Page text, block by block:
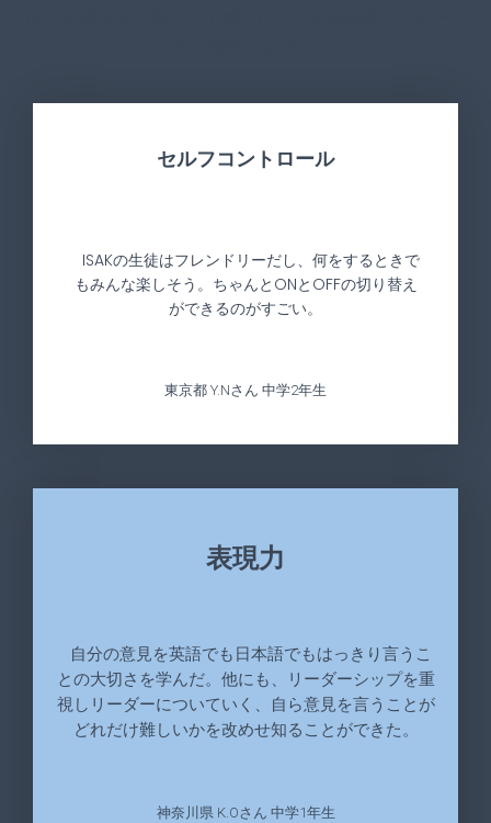
セルフコントロール
ISAKの生徒はフレンドリーだし、何をするときで
もみんな楽しそう。ちゃんとONとOFFの切り替え
ができるのがすごい。
東京都 Y.Nさん 中学2年生
表現力
自分の意見を英語でも日本語でもはっきり言うこ
との大切さを学んだ。他にも、リーダーシップを重
視しリーダーについていく、自ら意見を言うことが
どれだけ難しいかを改めせ知ることができた。
神奈川県 K.Oさん 中学1年生